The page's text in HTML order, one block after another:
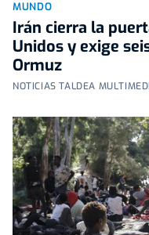
MUNDO
Irán cierra la
Unidos y exige
Ormuz
NOTICIAS TALDEA